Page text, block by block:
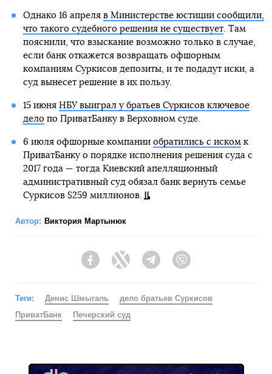
Однако 16 апреля в Министерстве юстиции сообщили,
что такого судебного решения не существует. Там
пояснили, что взыскание возможно только в случае,
если банк откажется возвращать офшорным
компаниям Суркисов депозиты, и те подадут иски, а
суд вынесет решение в их пользу.
15 июня НБУ выиграл у братьев Суркисов ключевое
делопо ПриватБанку в Верховном суде.
6 июля офшорные компании обратились с искомк
ПриватБанку о порядке исполнения решения суда с
2017 года — тогда Киевский апелляционный
административный суд обязал банк вернуть семье
Суркисов $259 миллионов.
Автор: Виктория Мартынюк
FacebookTwitter Telegram
Теги: Денис Шмыгаль
дело братьев Суркисов
ПриватБанк
Печерский суд